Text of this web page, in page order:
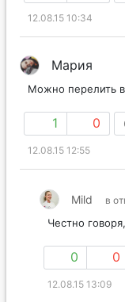
12.08.15 10:34
Мария
Можно перелить в
1 0
12.08.15 12:55
Mild в
Честно
0 0
12.08.15 13:09